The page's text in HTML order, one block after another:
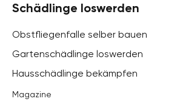
Schädlinge loswerden
Obstfliegenfalle selber bauen
Gartenschädlinge loswerden
Hausschädlinge bekämpfen
Magazine